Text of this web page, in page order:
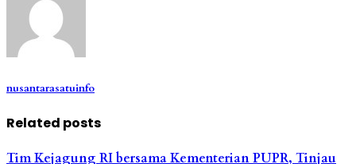
nusantarasatuinfo
Related posts
Tim Kejagung RI bersama Kementerian PUPR, Tinjau